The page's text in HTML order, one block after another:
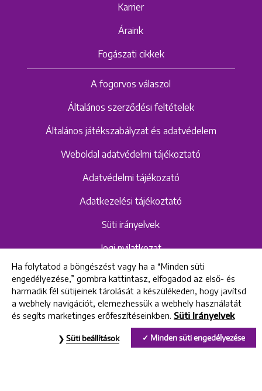
Karrier
Áraink
Fogászati cikkek
A fogorvos válaszol
Általános szerződési feltételek
Általános játékszabályzat és adatvédelem
Weboldal adatvédelmi tájékoztató
Adatvédelmi tájékozató
Adatkezelési tájékoztató
Süti irányelvek
Jogi nyilatkozat
Hangrögzítéshez kapcsolódó adatvédelmi
szabályzat és tájékoztató
Uniklinik Fogászati és Implantációs Központ
Ha folytatod a böngészést vagy ha a “Minden süti
engedélyezése,” gombra kattintasz, elfogadod az első- és
harmadik fél sütijeinek tárolását a készülékeden, hogy javítsd
a webhely navigációt, elemezhessük a webhely használatát
és segíts marketinges erőfeszítéseinkben. Süti Irányelvek
Minden süti engedélyezése
Süti beállítások